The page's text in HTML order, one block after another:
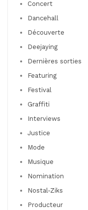
Concert
Dancehall
Découverte
Deejaying
Dernières sorties
Featuring
Festival
Graffiti
Interviews
Justice
Mode
Musique
Nomination
Nostal-Ziks
Producteur